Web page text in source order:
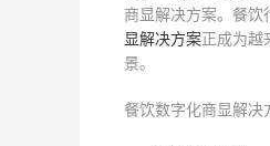
商显解决方案。餐
显解决方案正成为越
景。
餐饮数字化商显解决